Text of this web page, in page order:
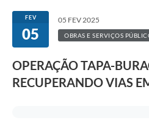
FEV
05
05 FEV 2025
OBRAS E SERVIÇOS
OPERAÇÃO TAPA-
RECUPERANDO VIAS